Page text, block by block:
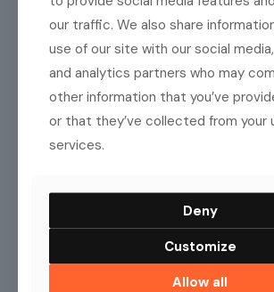
our traffic. We also share
use of our site with our social
and analytics partners who may
other information that you’ve
or that they’ve collected from your
services.
Deny
Customize
Allow all